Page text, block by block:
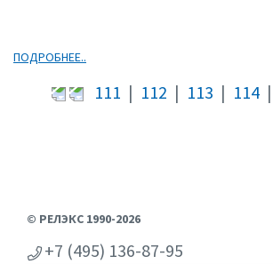
ПОДРОБНЕЕ..
111 | 112 | 113 | 114|
© РЕЛЭКС 1990-2026
+7 (495) 136-87-95